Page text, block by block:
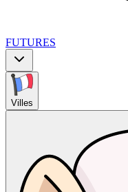
FUTURES
Villes